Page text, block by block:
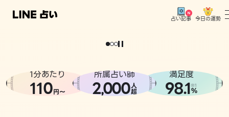
占い記事 今日の運勢
相談事例
どうせなら
。
1分あたり
110円〜
所属占い師
2,000人
超
満足度
98.1※1
%